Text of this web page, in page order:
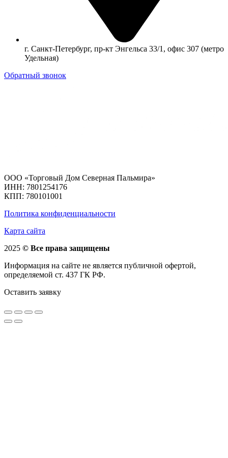
г. Санкт-Петербург, пр-кт Энгельса 33/1, офис 307 (метро
Удельная)
Обратный звонок
ООО «Торговый Дом Северная Пальмира»
ИНН: 7801254176
КПП: 780101001
Политика конфиденциальности
Карта сайта
2025 © Все права защищены
Информация на сайте не является публичной офертой,
определяемой ст. 437 ГК РФ.
Оставить заявку